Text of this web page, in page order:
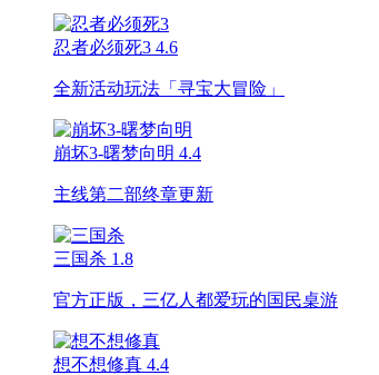
忍者必须死3 4.6
全新活动玩法「寻宝大冒险」
崩坏3-曙梦向明 4.4
主线第二部终章更新
三国杀 1.8
官方正版，三亿人都爱玩的国民桌游
想不想修真 4.4